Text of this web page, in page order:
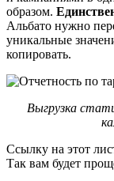
образом.
Альбато нужно
уникальные
копировать.
Выгрузка
Ссылку на этот
Так вам будет